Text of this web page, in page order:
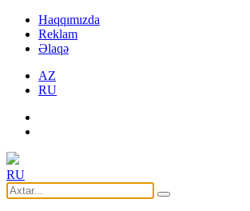
Haqqımızda
Reklam
Əlaqə
AZ
RU
RU